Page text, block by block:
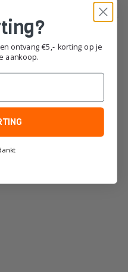
ontvang €5,- korting op je
aankoop.